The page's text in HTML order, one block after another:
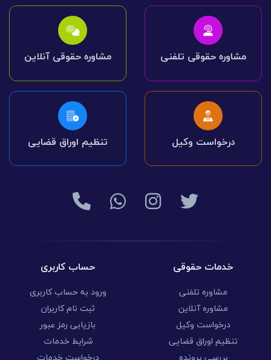
مشاوره حقوقی تلفنی مشاوره حقوقی آنلاین
درخواست وکیل تنظیم اوراق قضایی
خدمات حقوقی
مشاوره تلفنی
مشاوره آنلاین
درخواست وکیل
تنظیم اوراق قضایی
حساب کاربری
ورود به حساب کاربری
ثبت نام کاربران
بازیابی رمز عبور
شرایط خدمات